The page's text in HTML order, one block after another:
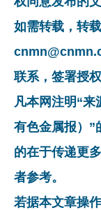
如需转载，转
联系，签署授
凡本网注明“来
有色金属报）”
的在于传递更
者参考。
若据本文章操